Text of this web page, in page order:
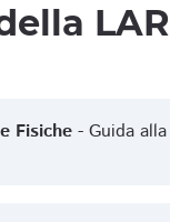
LAR
Fisiche - Guida alla